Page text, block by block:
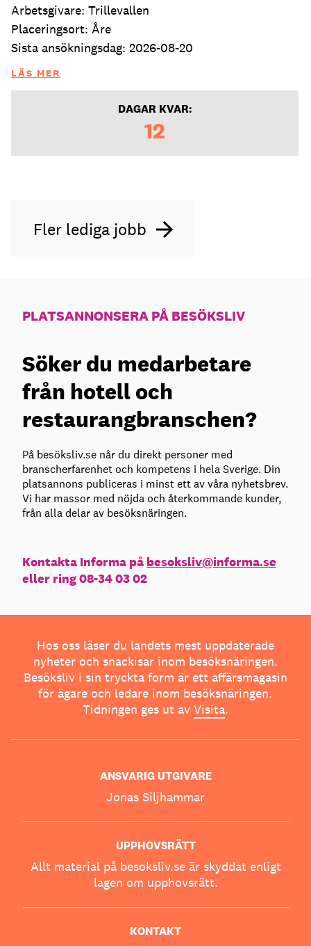
Arbetsgivare: Trillevallen
Placeringsort: Åre
Sista ansökningsdag: 2026-08-20
LÄS MER
DAGAR KVAR:
12
Fler lediga jobb
PLATSANNONSERA PÅ BESÖKSLIV
Söker du medarbetare
från hotell och
restaurangbranschen?
På besöksliv.se når du direkt personer med
branscherfarenhet och kompetens i hela Sverige. Din
platsannons publiceras i minst ett av våra nyhetsbrev.
Vi har massor med nöjda och återkommande kunder,
från alla delar av besöksnäringen.
Kontakta Informa på besoksliv@informa.se
eller ring 08-34 03 02
Hos oss läser du landets mest uppdaterade
nyheter och snackisar inom besöksnäringen.
Besöksliv i sin tryckta form är ett affärsmagasin
för ägare och ledare inom besöksnäringen.
Tidningen ges ut av Visita.
ANSVARIG UTGIVARE
Jonas Siljhammar
UPPHOVSRÄTT
Allt material på besoksliv.se är skyddat enligt
lagen om upphovsrätt.
KONTAKT